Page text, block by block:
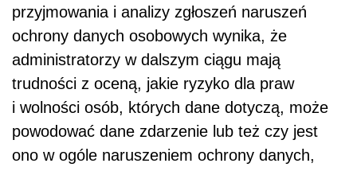
przyjmowania i analizy zgłoszeń naruszeń
ochrony danych osobowych wynika, że
administratorzy w dalszym ciągu mają
trudności z oceną, jakie ryzyko dla praw
i wolności osób, których dane dotyczą, może
powodować dane zdarzenie lub też czy jest
ono w ogóle naruszeniem ochrony danych,